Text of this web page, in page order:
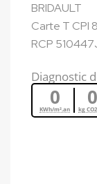
BRIDAULT
Carte T CPI
RCP
Diagnostic
0
KWh/m².an kg